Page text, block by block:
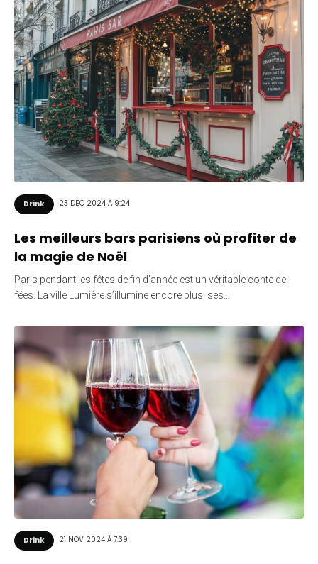
Drink 23 DÉC 2024 À 9:24
Les meilleurs bars parisiens où profiter de
la magie de Noël
Paris pendant les fêtes de fin d’année est un véritable conte de
fées. La ville Lumière s’illumine encore plus, ses…
Drink 21 NOV 2024 À 7:39